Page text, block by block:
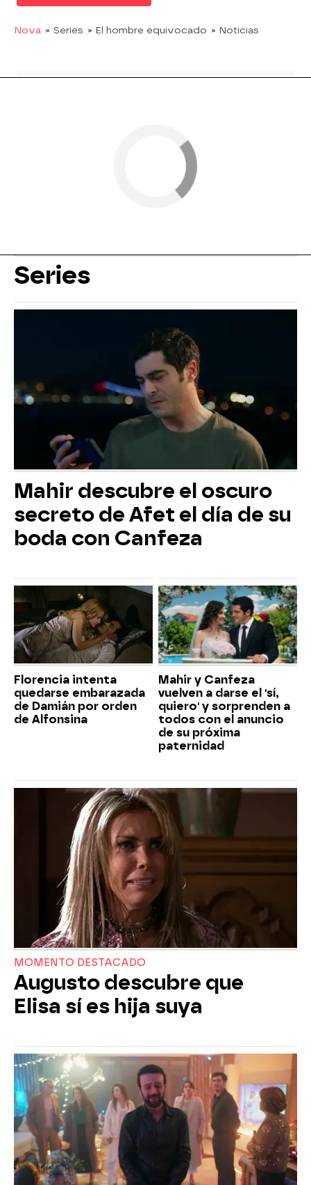
Nova » Series » El hombre equivocado » Noticias
Series
Mahir descubre el oscuro
secreto de Afet el día de su
boda con Canfeza
Florencia intenta
quedarse embarazada
de Damián por orden
de Alfonsina
Mahir y Canfeza
vuelven a darse el 'sí,
quiero' y sorprenden a
todos con el anuncio
de su próxima
paternidad
MOMENTO DESTACADO
Augusto descubre que
Elisa sí es hija suya